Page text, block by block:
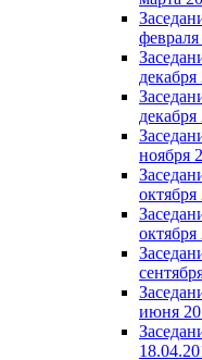
декабря
декабря
ноября
октября
октября
июня